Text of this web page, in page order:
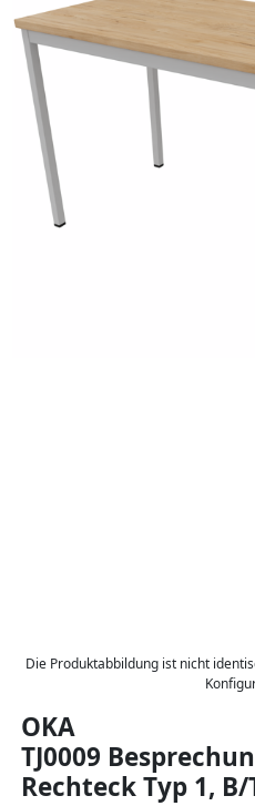
Die Produktabbildung ist nicht
OKA
TJ0009
Rechteck Typ 1,